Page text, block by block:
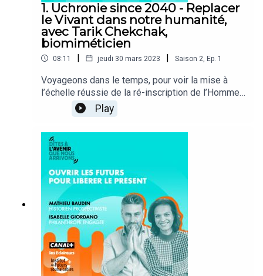
1. Uchronie since 2040 - Replacer
le Vivant dans notre humanité,
avec Tarik Chekchak,
biomiméticien
08:11 | jeudi 30 mars 2023 | Saison 2 Ep. 1
Voyageons dans le temps, pour voir la mise à
l’échelle réussie de la ré-inscription de l’Homme
dans la toile de la Vie. Une réflexion sur la vraie
nature de ce qui nous rend heureux ou comment
Play